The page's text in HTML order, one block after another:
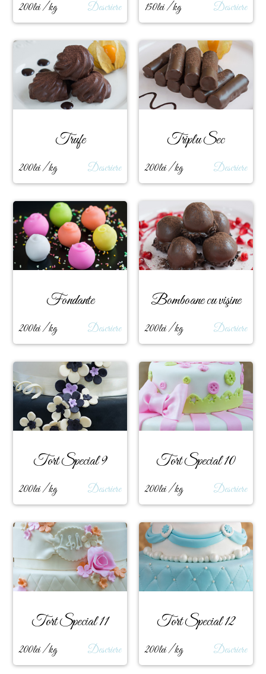
200lei / kg Descriere 150lei / kg Descriere
Trufe
200lei / kg Descriere
Triplu Sec
200lei / kg Descriere
Fondante
200lei / kg Descriere
Bomboane cu vişine
200lei / kg Descriere
Tort Special 9
200lei / kg Descriere
Tort Special 10
200lei / kg Descriere
Tort Special 11
200lei / kg Descriere
Tort Special 12
200lei / kg Descriere